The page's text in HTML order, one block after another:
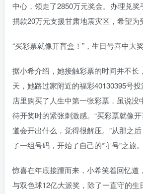
中心，领走了2850万元奖金。办理兑奖
捐款20万元支援甘肃地震灾区，希望为
“买彩票就像开盲盒！”，生日号喜中大
据小希介绍，她接触彩票的时间并不长
天，她路过家附近的福彩40130395号
店里购买了人生中第一张彩票，虽说没
待开奖时的紧张刺激感。“买彩票就像
道会开出什么，觉得很解压。”从那之
了一组号码，开始了自己的“守号”之旅。
惊喜在年底接踵而来，小希笑着回忆道
与双色球12亿大派奖，除了一直守的生